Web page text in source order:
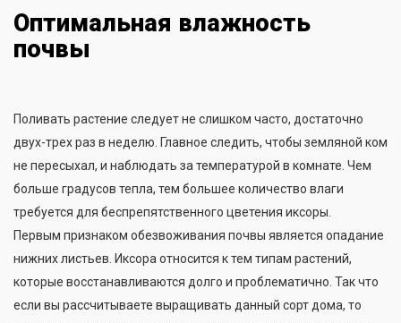
Оптимальная влажность
почвы
Поливать растение следует не слишком часто, достаточно
двух-трех раз в неделю. Главное следить, чтобы земляной ком
не пересыхал, и наблюдать за температурой в комнате. Чем
больше градусов тепла, тем большее количество влаги
требуется для беспрепятственного цветения иксоры.
Первым признаком обезвоживания почвы является опадание
нижних листьев. Иксора относится к тем типам растений,
которые восстанавливаются долго и проблематично. Так что
если вы рассчитываете выращивать данный сорт дома, то